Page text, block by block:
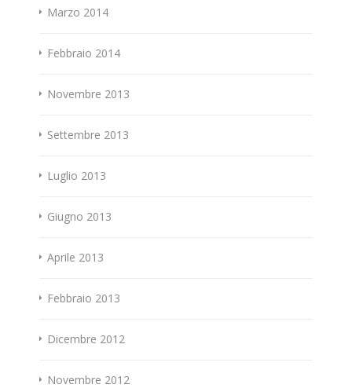
Marzo 2014
Febbraio 2014
Novembre 2013
Settembre 2013
Luglio 2013
Giugno 2013
Aprile 2013
Febbraio 2013
Dicembre 2012
Novembre 2012